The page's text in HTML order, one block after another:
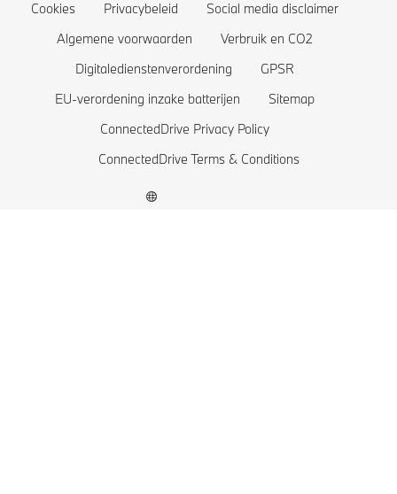
BMW 2 Reeks
BMW 1 Reeks
De BMW X1 familie
BMW M Modellen
BMW Elektrische Wagens
Accu en aandrijftechnologie
Cookies
Privacybeleid
Social media disclaimer
Algemene voorwaarden
Verbruik en CO2
Digitaledienstenverordening
GPSR
EU-verordening inzake batterijen
Sitemap
ConnectedDrive Privacy Policy
ConnectedDrive Terms & Conditions